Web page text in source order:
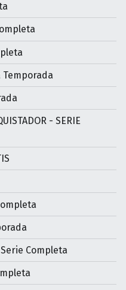
Temporada
- SERIE
Completa